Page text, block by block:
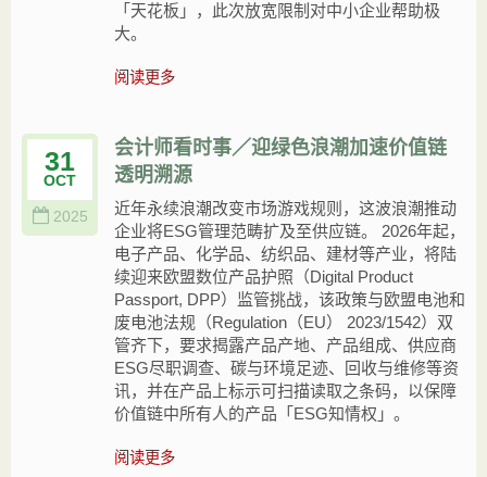
「天花板」，此次放宽限制对中小企业帮助极
大。
阅读更多
31
OCT
2025
会计师看时事／迎绿色浪潮加速价值链
透明溯源
近年永续浪潮改变市场游戏规则，这波浪潮推动
企业将ESG管理范畴扩及至供应链。 2026年起，
电子产品、化学品、纺织品、建材等产业，将陆
续迎来欧盟数位产品护照（Digital Product
Passport, DPP）监管挑战，该政策与欧盟电池和
废电池法规（Regulation（EU） 2023/1542）双
管齐下，要求揭露产品产地、产品组成、供应商
ESG尽职调查、碳与环境足迹、回收与维修等资
讯，并在产品上标示可扫描读取之条码，以保障
价值链中所有人的产品「ESG知情权」。
阅读更多